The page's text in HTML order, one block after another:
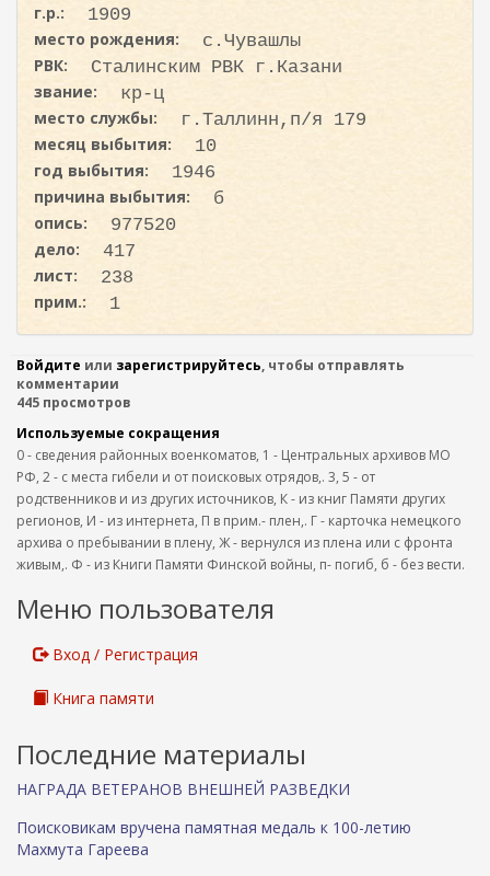
г.р.:
1909
место рождения:
с.Чувашлы
РВК:
Сталинским РВК г.Казани
звание:
кр-ц
место службы:
г.Таллинн,п/я 179
месяц выбытия:
10
год выбытия:
1946
причина выбытия:
б
опись:
977520
дело:
417
лист:
238
прим.:
1
Войдите или зарегистрируйтесь, чтобы отправлять
комментарии
445 просмотров
Используемые сокращения
0 - сведения районных военкоматов, 1 - Центральных архивов МО
РФ, 2 - с места гибели и от поисковых отрядов,. 3, 5 - от
родственников и из других источников, К - из книг Памяти других
регионов, И - из интернета, П в прим.- плен,. Г - карточка немецкого
архива о пребывании в плену, Ж - вернулся из плена или с фронта
живым,. Ф - из Книги Памяти Финской войны, п- погиб, б - без вести.
Меню пользователя
Вход / Регистрация
Книга памяти
Последние материалы
НАГРАДА ВЕТЕРАНОВ ВНЕШНЕЙ РАЗВЕДКИ
Поисковикам вручена памятная медаль к 100-летию
Махмута Гареева